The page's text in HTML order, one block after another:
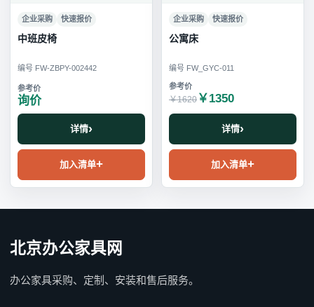
企业采购 快速报价
中班皮椅
编号 FW-ZBPY-002442
询价
详情
加入清单
企业采购 快速报价
公寓床
编号 FW_GYC-011
￥1620 ￥1350
详情
加入清单
北京办公家具网
办公家具采购、定制、安装和售后服务。